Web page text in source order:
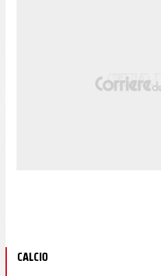
CALCIO